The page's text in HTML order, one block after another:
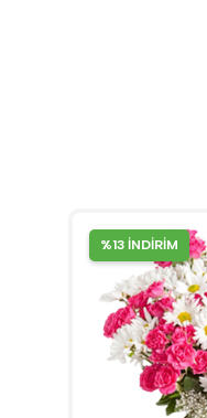
%13 İNDİRİM